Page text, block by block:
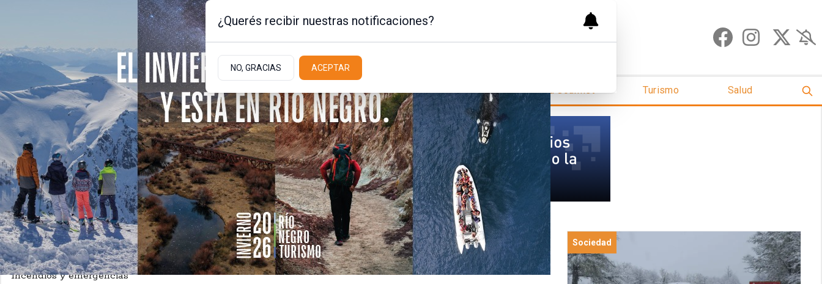
1.8ºc | Bariloche, Rio Negro
Portada Sociedad Empresas Policiales / Judiciales Actualidad Latitud Gourmet Turismo Salud
Actualidad
Incendios y emergencias
Sociedad
¿Querés recibir nuestras notificaciones?
NO, GRACIAS ACEPTAR